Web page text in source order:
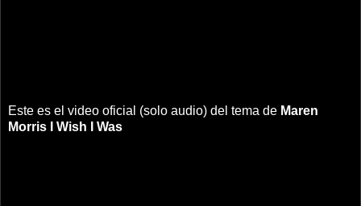
Este es el video oficial (solo audio) del tema de Maren
Morris
I Wish I Was